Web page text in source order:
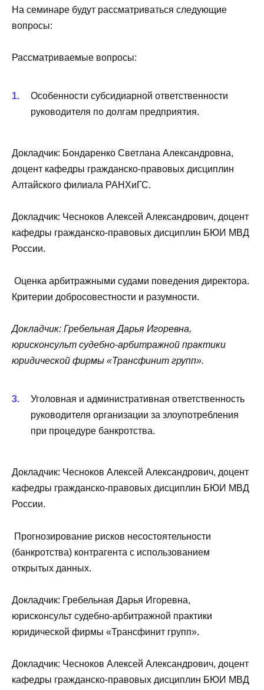
На семинаре будут рассматриваться следующие
вопросы:
Рассматриваемые вопросы:
Особенности субсидиарной ответственности
руководителя по долгам предприятия.
Докладчик: Бондаренко Светлана Александровна,
доцент кафедры гражданско-правовых дисциплин
Алтайского филиала РАНХиГС.
Докладчик: Чесноков Алексей Александрович, доцент
кафедры гражданско-правовых дисциплин БЮИ МВД
России.
Оценка арбитражными судами поведения директора.
Критерии добросовестности и разумности.
Докладчик: Гребельная Дарья Игоревна,
юрисконсульт судебно-арбитражной практики
юридической фирмы «Трансфинит групп».
Уголовная и административная ответственность
руководителя организации за злоупотребления
при процедуре банкротства.
Докладчик: Чесноков Алексей Александрович, доцент
кафедры гражданско-правовых дисциплин БЮИ МВД
России.
Прогнозирование рисков несостоятельности
(банкротства) контрагента с использованием
открытых данных.
Докладчик: Гребельная Дарья Игоревна,
юрисконсульт судебно-арбитражной практики
юридической фирмы «Трансфинит групп».
Докладчик: Чесноков Алексей Александрович, доцент
кафедры гражданско-правовых дисциплин БЮИ МВД